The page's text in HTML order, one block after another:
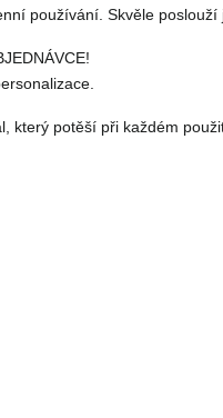
používání. Skvěle
který potěší při každém